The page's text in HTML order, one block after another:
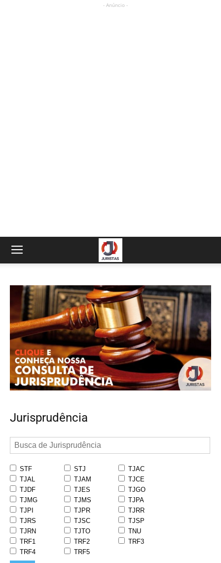
- Anúncio -
Jurisprudência
STF STJ
TJAC
TJAL
TJAM
TJCE
TJDF
TJES
TJGO
TJMG
TJMS
TJPA
TJPI
TJPR
TJRR
TJRS
TJSC
TJSP
TJRN
TJTO
TNU
TRF1
TRF2
TRF3
TRF4
TRF5